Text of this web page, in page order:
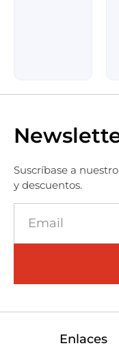
Suscríbase a
y descuentos.
Enlaces